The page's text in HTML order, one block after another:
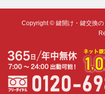
Copyright © 鍵開け・鍵交換